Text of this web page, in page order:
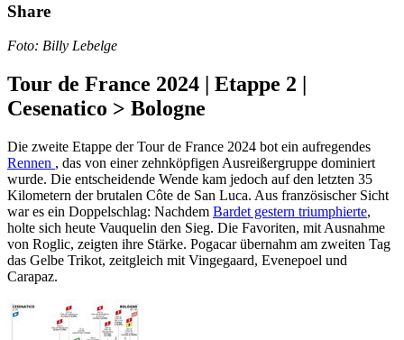
Share
Foto: Billy Lebelge
Tour de France 2024 | Etappe 2 |
Cesenatico > Bologne
Die zweite Etappe der Tour de France 2024 bot ein aufregendes
Rennen , das von einer zehnköpfigen Ausreißergruppe dominiert
wurde. Die entscheidende Wende kam jedoch auf den letzten 35
Kilometern der brutalen Côte de San Luca. Aus französischer Sicht
war es ein Doppelschlag: Nachdem Bardet gestern triumphierte,
holte sich heute Vauquelin den Sieg. Die Favoriten, mit Ausnahme
von Roglic, zeigten ihre Stärke. Pogacar übernahm am zweiten Tag
das Gelbe Trikot, zeitgleich mit Vingegaard, Evenepoel und
Carapaz.